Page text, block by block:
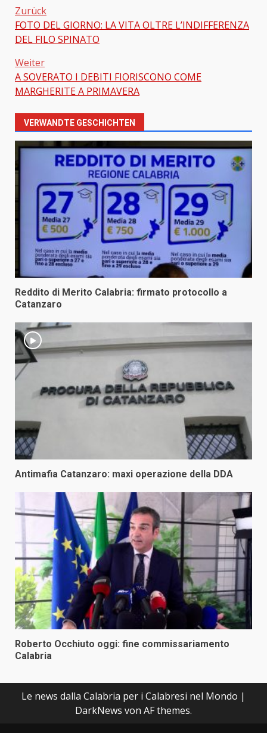
Beitragsnavigation
Zurück
FOTO DEL GIORNO: LA VITA OLTRE L’INDIFFERENZA
DEL FILO SPINATO
Weiter
A SOVERATO I DEBITI FIORISCONO COME
MARGHERITE A PRIMAVERA
VERWANDTE GESCHICHTEN
Reddito di Merito Calabria: firmato protocollo a
Catanzaro
Antimafia Catanzaro: maxi operazione della DDA
Roberto Occhiuto oggi: fine commissariamento
Calabria
Le news dalla Calabria per i Calabresi nel Mondo |
DarkNews von AF themes.